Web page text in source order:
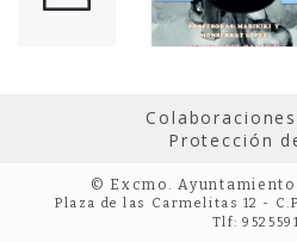
Protección
© Excmo.
Plaza de las Carmelitas 12 -
Tlf: